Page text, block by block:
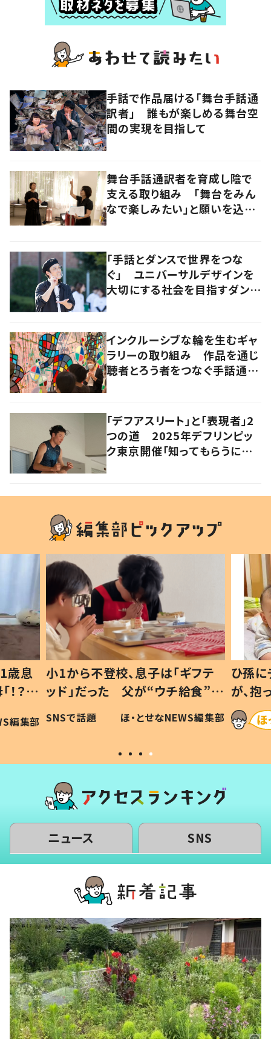
手話で作品届ける「舞台手話通
訳者」 誰もが楽しめる舞台空
間の実現を目指して
舞台手話通訳者を育成し陰で
支える取り組み 「舞台をみん
なで楽しみたい」と願いを込め
「手話とダンスで世界をつな
ぐ」 ユニバーサルデザインを
大切にする社会を目指すダンサ
インクルーシブな輪を生むギャ
ラリーの取り組み 作品を通じ
聴者とろう者をつなぐ手話通訳
「デフアスリート」と「表現者」2
つの道 2025年デフリンピッ
ク東京開催「知ってもらうにきっ
歳息
？」
編集部
小1から不登校、息子は「ギフテ
ッド」だった 父が“ウチ給食”を
作り続ける理由とは #令和の親
#令和の子
SNSで話題 ほ・とせなNEWS編集部
ひ孫
が、
「涙が
い」
ニュース SNS